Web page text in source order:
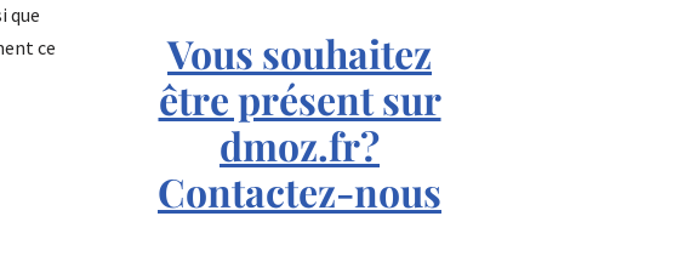
que
ce
Vous souhaitez
être présent sur
dmoz.fr?
Contactez-nous